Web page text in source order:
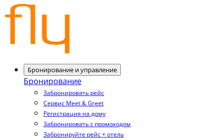
Бронирование и управление
Бронирование
Забронировать рейс
Сервис Meet & Greet
Регистрация на дому
Забронировать с промокодом
Забронируйте рейс + отель